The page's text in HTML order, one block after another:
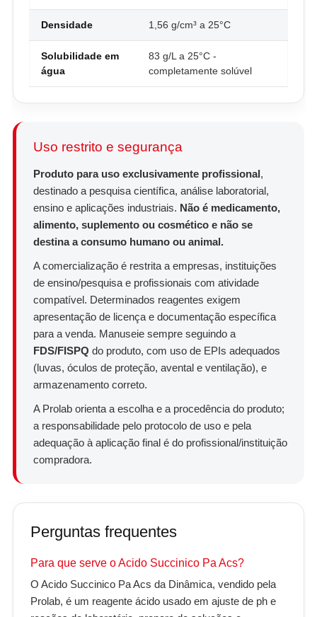
Densidade 1,56 g/cm³ a 25°C
Solubilidade em
água
83 g/L a 25°C -
completamente solúvel
Uso restrito e segurança
Produto para uso exclusivamente profissional,
destinado a pesquisa científica, análise laboratorial,
ensino e aplicações industriais. Não é medicamento,
alimento, suplemento ou cosmético e não se
destina a consumo humano ou animal.
A comercialização é restrita a empresas, instituições
de ensino/pesquisa e profissionais com atividade
compatível. Determinados reagentes exigem
apresentação de licença e documentação específica
para a venda. Manuseie sempre seguindo a
FDS/FISPQ do produto, com uso de EPIs adequados
(luvas, óculos de proteção, avental e ventilação), e
armazenamento correto.
A Prolab orienta a escolha e a procedência do produto;
a responsabilidade pelo protocolo de uso e pela
adequação à aplicação final é do profissional/instituição
compradora.
Perguntas frequentes
Para que serve o Acido Succinico Pa Acs?
O Acido Succinico Pa Acs da Dinâmica, vendido pela
Prolab, é um reagente ácido usado em ajuste de ph e